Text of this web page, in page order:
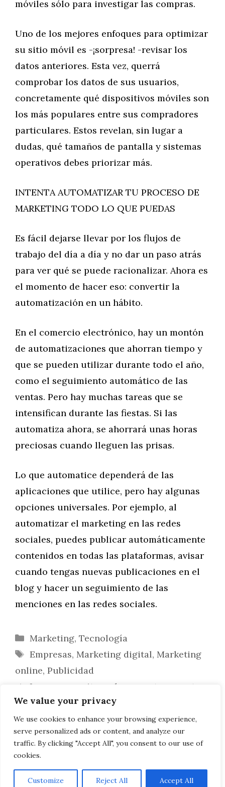
We value your privacy
We use cookies to enhance your browsing experience,
serve personalized ads or content, and analyze our
traffic. By clicking "Accept All", you consent to our use of
cookies.
Customize Reject All Accept All
móviles sólo para investigar las compras.
Uno de los mejores enfoques para optimizar
su sitio móvil es -¡sorpresa! -revisar los
datos anteriores. Esta vez, querrá
comprobar los datos de sus usuarios,
concretamente qué dispositivos móviles son
los más populares entre sus compradores
particulares. Estos revelan, sin lugar a
dudas, qué tamaños de pantalla y sistemas
operativos debes priorizar más.
INTENTA AUTOMATIZAR TU PROCESO DE
MARKETING TODO LO QUE PUEDAS
Es fácil dejarse llevar por los flujos de
trabajo del día a día y no dar un paso atrás
para ver qué se puede racionalizar. Ahora es
el momento de hacer eso: convertir la
automatización en un hábito.
En el comercio electrónico, hay un montón
de automatizaciones que ahorran tiempo y
que se pueden utilizar durante todo el año,
como el seguimiento automático de las
ventas. Pero hay muchas tareas que se
intensifican durante las fiestas. Si las
automatiza ahora, se ahorrará unas horas
preciosas cuando lleguen las prisas.
Lo que automatice dependerá de las
aplicaciones que utilice, pero hay algunas
opciones universales. Por ejemplo, al
automatizar el marketing en las redes
sociales, puedes publicar automáticamente
contenidos en todas las plataformas, avisar
cuando tengas nuevas publicaciones en el
blog y hacer un seguimiento de las
menciones en las redes sociales.
Categorías
Marketing, Tecnología
Etiquetas
Empresas, Marketing digital, Marketing
online, Publicidad
Lo que necesitas saber para transportar
los restos cremados
Creando su propio tributo
conmemorativo